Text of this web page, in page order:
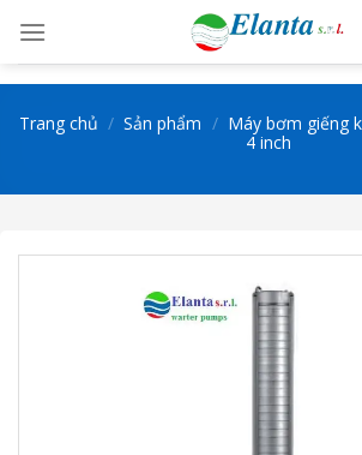
content
Trang chủ / Sản phẩm / Máy bơm giếng
4 inch